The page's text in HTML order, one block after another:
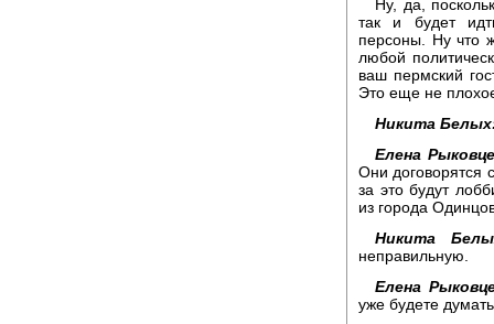
Ну, да,
так и будет
персоны. Ну что
любой
ваш пермский
Это еще не
Никита
Елена
Они договорятся
за это будут
из города
Никита
неправильную.
Елена
уже будете